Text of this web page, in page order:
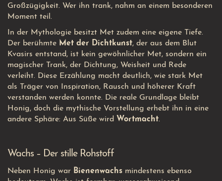
Großzügigkeit. Wer ihn trank, nahm an einem besonderen
Moment teil.
In der Mythologie besitzt Met zudem eine eigene Tiefe.
Der berühmte Met der Dichtkunst, der aus dem Blut
Kvasirs entstand, ist kein gewöhnlicher Met, sondern ein
magischer Trank, der Dichtung, Weisheit und Rede
verleiht. Diese Erzählung macht deutlich, wie stark Met
als Träger von Inspiration, Rausch und höherer Kraft
verstanden werden konnte. Die reale Grundlage bleibt
Honig, doch die mythische Vorstellung erhebt ihn in eine
andere Sphäre: Aus Süße wird Wortmacht.
Wachs – Der stille Rohstoff
Neben Honig war Bienenwachs mindestens ebenso